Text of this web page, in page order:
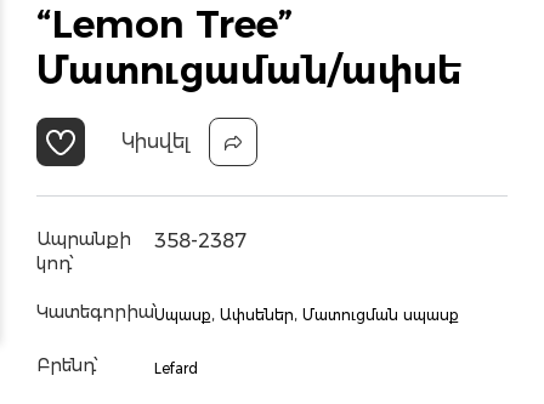
“Lemon Tree”
Մատուցաման/ափսե
Կիսվել
Ապրանքի
կոդ՝
358-2387
Կատեգորիա՝Սպասք, Ափսեներ, Մատուցման սպասք
Բրենդ՝ Lefard